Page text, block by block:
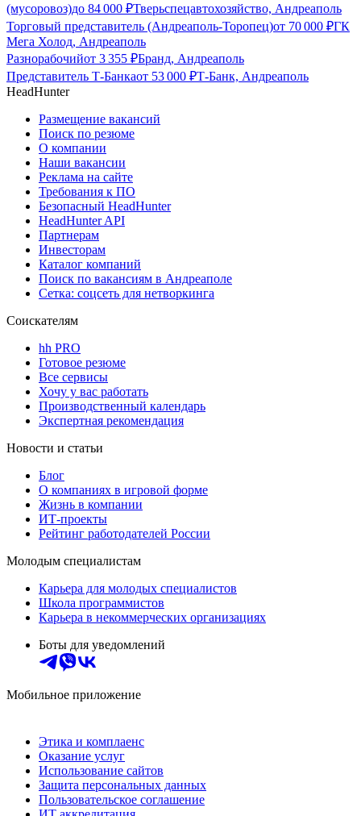
(мусоровоз)до 84 000 ₽Тверьспецавтохозяйство, Андреаполь
Торговый представитель (Андреаполь-Торопец)от 70 000 ₽ГК
Мега Холод, Андреаполь
Разнорабочийот 3 355 ₽Бранд, Андреаполь
Представитель Т-Банкаот 53 000 ₽Т-Банк, Андреаполь
HeadHunter
Размещение вакансий
Поиск по резюме
О компании
Наши вакансии
Реклама на сайте
Требования к ПО
Безопасный HeadHunter
HeadHunter API
Партнерам
Инвесторам
Каталог компаний
Поиск по вакансиям в Андреаполе
Сетка: соцсеть для нетворкинга
Соискателям
hh PRO
Готовое резюме
Все сервисы
Хочу у вас работать
Производственный календарь
Экспертная рекомендация
Новости и статьи
Блог
О компаниях в игровой форме
Жизнь в компании
ИТ-проекты
Рейтинг работодателей России
Молодым специалистам
Карьера для молодых специалистов
Школа программистов
Карьера в некоммерческих организациях
Боты для уведомлений
Мобильное приложение
Этика и комплаенс
Оказание услуг
Использование сайтов
Защита персональных данных
Пользовательское соглашение